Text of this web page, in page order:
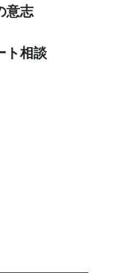
意志
ト相談